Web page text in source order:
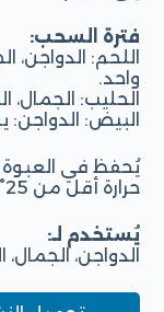
فترة السحب:
اللحم: الدواجن،
واحد.
الحليب: الجمال،
البيض: الدواجن:
يُحفظ في
حرارة أقل من 25°م.
يُستخدم لـ:
الدواجن، الجمال،